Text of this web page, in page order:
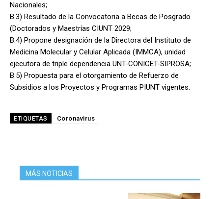
Nacionales;
B.3) Resultado de la Convocatoria a Becas de Posgrado
(Doctorados y Maestrías CIUNT 2029;
B.4) Propone designación de la Directora del Instituto de
Medicina Molecular y Celular Aplicada (IMMCA), unidad
ejecutora de triple dependencia UNT-CONICET-SIPROSA;
B.5) Propuesta para el otorgamiento de Refuerzo de
Subsidios a los Proyectos y Programas PIUNT vigentes.
ETIQUETAS Coronavirus
MÁS NOTICIAS